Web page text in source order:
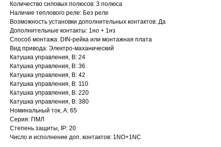
Количество силовых полюсов: 3 полюса
Наличие теплового реле: Без реле
Возможность установки дополнительных контактов: Да
Дополнительные контакты: 1но + 1нз
Способ монтажа: DIN-рейка или монтажная плата
Вид привода: Электро-маханический
Катушка управления, В: 24
Катушка управления, В: 36
Катушка управления, В: 42
Катушка управления, В: 110
Катушка управления, В: 220
Катушка управления, В: 380
Номинальный ток, А: 65
Серия: ПМЛ
Степень защиты, IP: 20
Число и исполнение доп. контактов: 1NO+1NC